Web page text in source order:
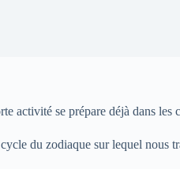
activité se prépare déjà dans les
du zodiaque sur lequel nous